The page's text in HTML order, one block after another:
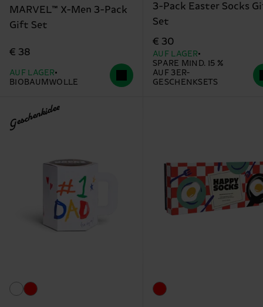
MARVEL™ X-Men 3-Pack
Gift Set
€ 38
AUF LAGER
BIOBAUMWOLLE
3-Pack Easter Socks
Set
€ 30
AUF LAGER
SPARE MIND. 15 %
AUF 3ER-
GESCHENKSETS
Geschenkidee